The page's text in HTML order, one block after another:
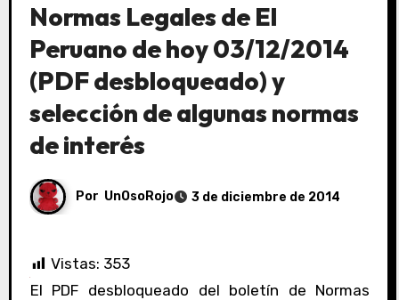
Normas Legales de El
Peruano de hoy 03/12/2014
(PDF desbloqueado) y
selección de algunas normas
de interés
Por UnOsoRojo 3 de diciembre de 2014
Vistas: 353
El PDF desbloqueado del boletín de Normas